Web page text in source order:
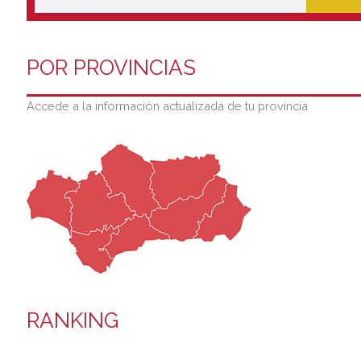
POR PROVINCIAS
Accede a la información actualizada de tu provincia
RANKING